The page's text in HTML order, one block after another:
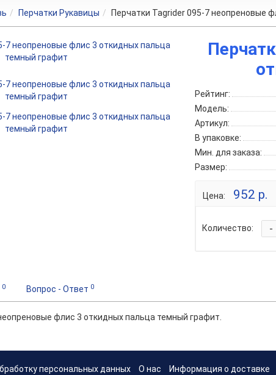
Перчатки Рукавицы Перчатки Tagrider 095-7 неопреновые
Рейтинг:
Модель:
Артикул:
В упаковке:
Мин. для заказа:
Размер:
Цена: 952 р.
Количество: -
0 Вопрос - Ответ 0
флис 3 откидных пальца темный графит.
персональных данных О нас Информация о доставке